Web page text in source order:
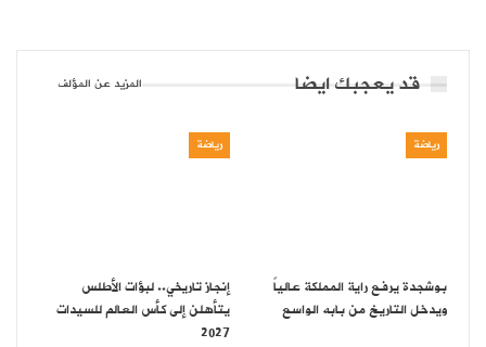
قد يعجبك ايضا المزيد عن المؤلف
رياضة
بوشجدة يرفع راية المملكة عالياً
ويدخل التاريخ من بابه الواسع
رياضة
إنجاز تاريخي.. لبؤات الأطلس
يتأهلن إلى كأس العالم للسيدات
2027